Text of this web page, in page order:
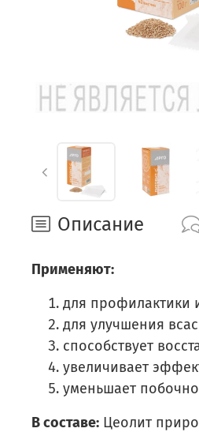
Описание
Применяют:
для профилактики
для улучшения
способствует
увеличивает
уменьшает
В составе: Цеолит